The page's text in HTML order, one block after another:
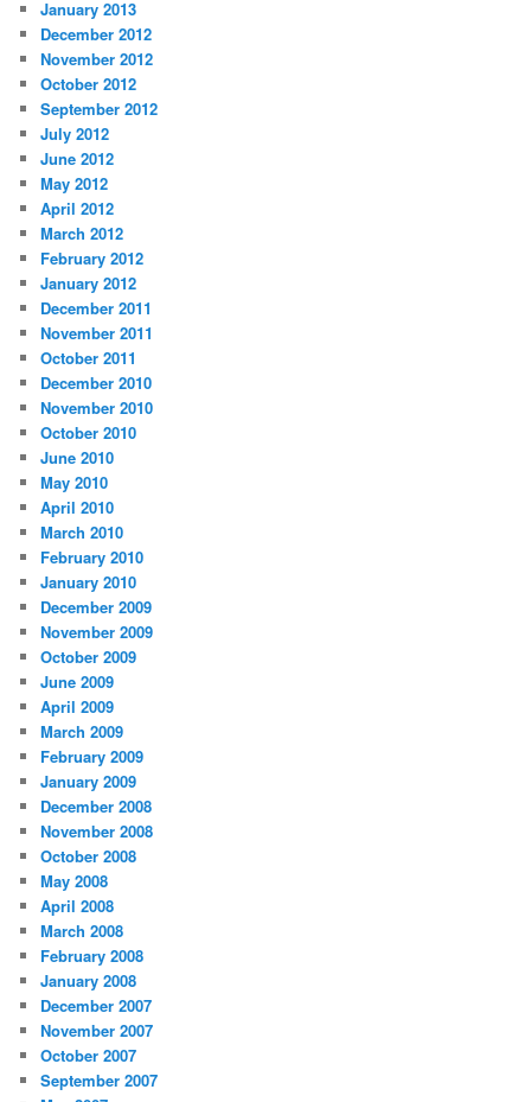
January 2013
December 2012
November 2012
October 2012
September 2012
July 2012
June 2012
May 2012
April 2012
March 2012
February 2012
January 2012
December 2011
November 2011
October 2011
December 2010
November 2010
October 2010
June 2010
May 2010
April 2010
March 2010
February 2010
January 2010
December 2009
November 2009
October 2009
June 2009
April 2009
March 2009
February 2009
January 2009
December 2008
November 2008
October 2008
May 2008
April 2008
March 2008
February 2008
January 2008
December 2007
November 2007
October 2007
September 2007